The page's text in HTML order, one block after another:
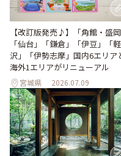
【改訂版発売♪】「角館・盛岡
「仙台」「鎌倉」「伊豆」「
沢」「伊勢志摩」国内6エリア
海外1エリアがリニューアル
宮城県 2026.07.09